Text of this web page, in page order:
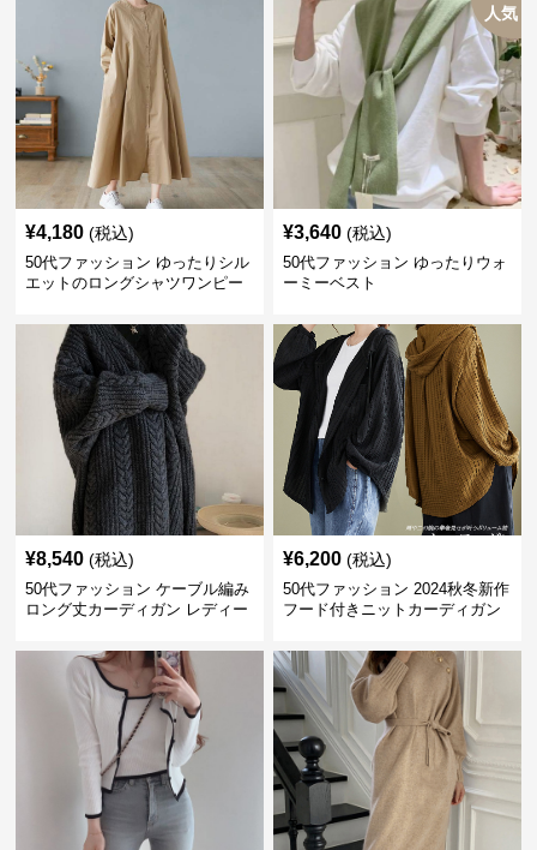
¥4,180 (税込)
50代ファッション ゆったりシル
エットのロングシャツワンピー
人気
¥3,640 (税込)
50代ファッション ゆったりウォ
ーミーベスト
¥8,540 (税込)
50代ファッション ケーブル編み
ロング丈カーディガン レディー
¥6,200 (税込)
50代ファッション 2024秋冬新作
フード付きニットカーディガン